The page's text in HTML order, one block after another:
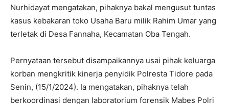
Nurhidayat mengatakan, pihaknya bakal mengusut tuntas
kasus kebakaran toko Usaha Baru milik Rahim Umar yang
terletak di Desa Fannaha, Kecamatan Oba Tengah.
Pernyataan tersebut disampaikannya usai pihak keluarga
korban mengkritik kinerja penyidik Polresta Tidore pada
Senin, (15/1/2024). Ia mengatakan, pihaknya telah
berkoordinasi dengan laboratorium forensik Mabes Polri